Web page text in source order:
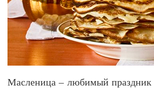
Масленица – любимый праздник